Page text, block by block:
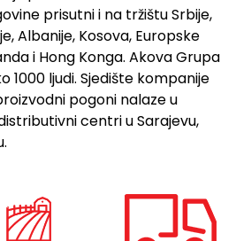
prisutni i na tržištu Srbije,
Albanije, Kosova, Europske
i Hong Konga. Akova Grupa
1000 ljudi. Sjedište kompanije
pogoni nalaze u
centri u Sarajevu,